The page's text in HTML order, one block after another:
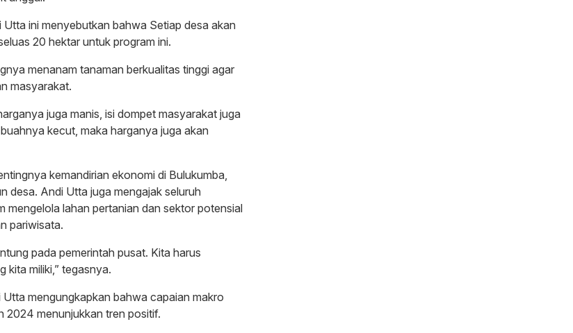
ini menyebutkan bahwa Setiap desa akan
20 hektar untuk program ini.
menanam tanaman berkualitas tinggi agar
masyarakat.
juga manis, isi dompet masyarakat juga
kecut, maka harganya juga akan
kemandirian ekonomi di Bulukumba,
desa. Andi Utta juga mengajak seluruh
mengelola lahan pertanian dan sektor potensial
pariwisata.
pada pemerintah pusat. Kita harus
kita miliki,” tegasnya.
mengungkapkan bahwa capaian makro
2024 menunjukkan tren positif.